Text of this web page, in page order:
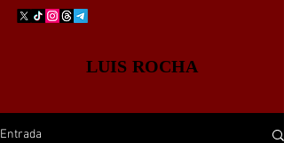
LUIS ROCHA
Entrada